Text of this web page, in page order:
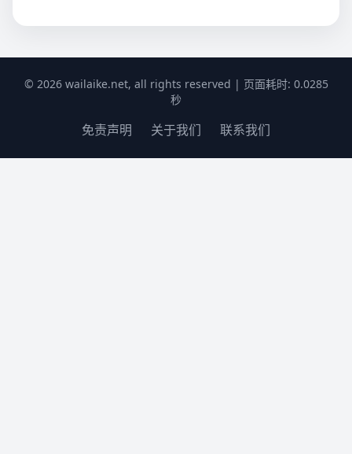
© 2026 wailaike.net, all rights reserved | 页面耗时: 0.0285
秒
免责声明 关于我们 联系我们